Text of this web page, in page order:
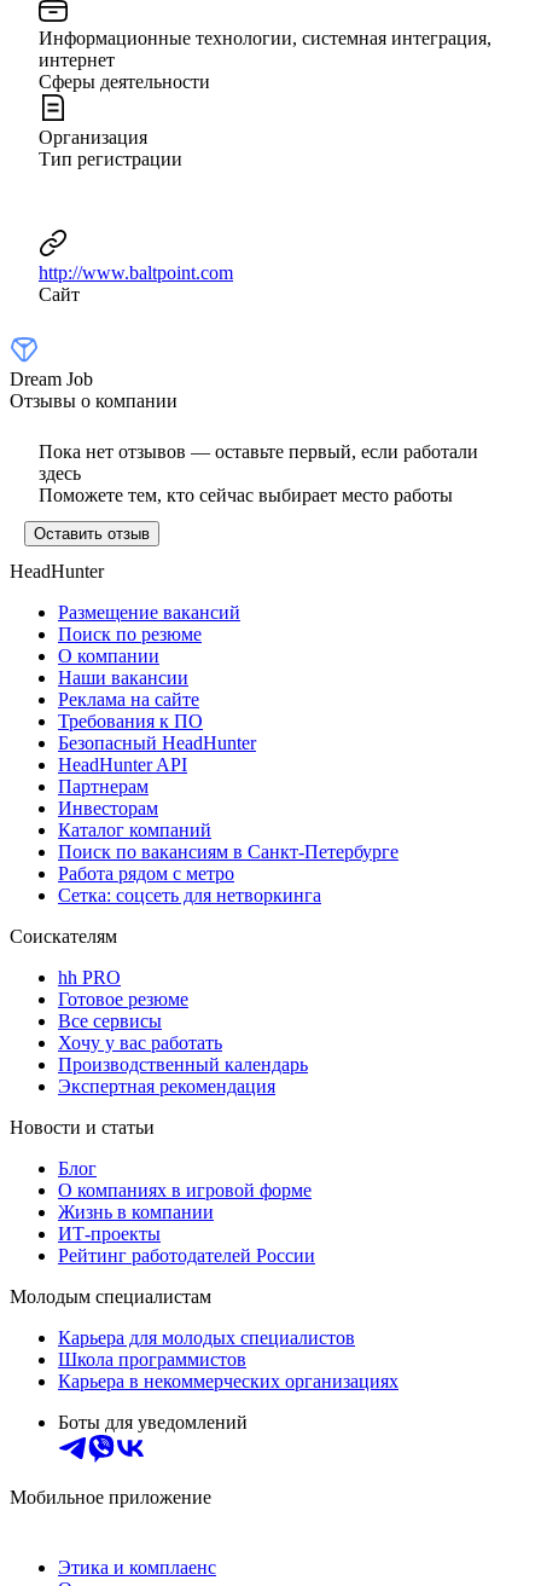
Информационные технологии, системная интеграция,
интернет
Сферы деятельности
Организация
Тип регистрации
http://www.baltpoint.com
Сайт
Dream Job
Отзывы о компании
Пока нет отзывов — оставьте первый, если работали
здесь
Поможете тем, кто сейчас выбирает место работы
Оставить отзыв
HeadHunter
Размещение вакансий
Поиск по резюме
О компании
Наши вакансии
Реклама на сайте
Требования к ПО
Безопасный HeadHunter
HeadHunter API
Партнерам
Инвесторам
Каталог компаний
Поиск по вакансиям в Санкт-Петербурге
Работа рядом с метро
Сетка: соцсеть для нетворкинга
Соискателям
hh PRO
Готовое резюме
Все сервисы
Хочу у вас работать
Производственный календарь
Экспертная рекомендация
Новости и статьи
Блог
О компаниях в игровой форме
Жизнь в компании
ИТ-проекты
Рейтинг работодателей России
Молодым специалистам
Карьера для молодых специалистов
Школа программистов
Карьера в некоммерческих организациях
Боты для уведомлений
Мобильное приложение
Этика и комплаенс